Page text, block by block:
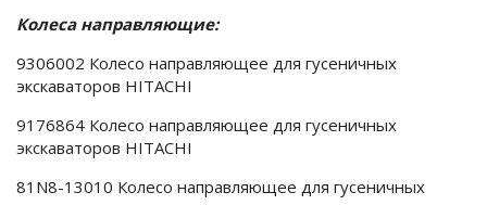
Колеса направляющие:
9306002 Колесо направляющее для гусеничных
экскаваторов HITACHI
9176864 Колесо направляющее для гусеничных
экскаваторов HITACHI
81N8-13010 Колесо направляющее для гусеничных